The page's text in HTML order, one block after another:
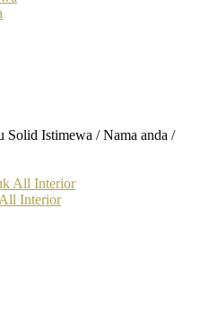
Istimewa / Nama anda /
Interior